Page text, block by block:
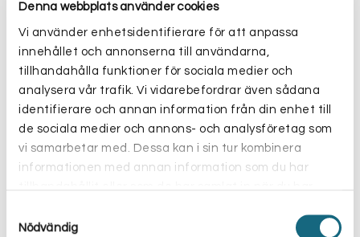
Denna webbplats använder cookies
Vi använder enhetsidentifierare för att anpassa
innehållet och annonserna till användarna,
tillhandahålla funktioner för sociala medier och
analysera vår trafik. Vi vidarebefordrar även sådana
identifierare och annan information från din enhet till
de sociala medier och annons- och analysföretag som
vi samarbetar med. Dessa kan i sin tur kombinera
informationen med annan information som du har
Nödvändig
Tillredning
Näringsinnehåll
Ingredienser